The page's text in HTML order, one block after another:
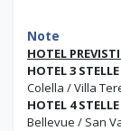
Note
HOTEL
HOTEL 3 STELLE
Colella / Villa
HOTEL 4 STELLE
Bellevue / San